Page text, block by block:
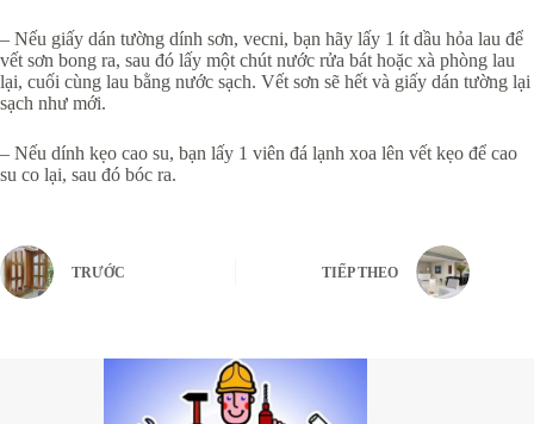
– Nếu giấy dán tường dính sơn, vecni, bạn hãy lấy 1 ít dầu hỏa lau để
vết sơn bong ra, sau đó lấy một chút nước rửa bát hoặc xà phòng lau
lại, cuối cùng lau bằng nước sạch. Vết sơn sẽ hết và giấy dán tường lại
sạch như mới.
– Nếu dính kẹo cao su, bạn lấy 1 viên đá lạnh xoa lên vết kẹo để cao
su co lại, sau đó bóc ra.
TRƯỚC TIẾP THEO